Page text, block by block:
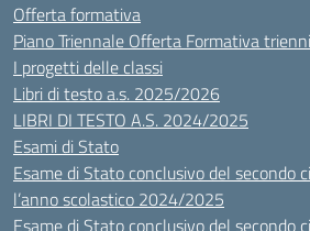
Offerta formativa
Piano Triennale Offerta Formativa
I progetti delle classi
Libri di testo a.s. 2025/2026
LIBRI DI TESTO A.S. 2024/2025
Esami di Stato
Esame di Stato conclusivo del secondo
l’anno scolastico 2024/2025
Esame di Stato conclusivo del secondo